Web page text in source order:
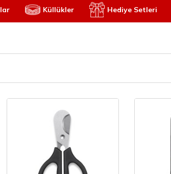
Küllükler Hediye Setleri